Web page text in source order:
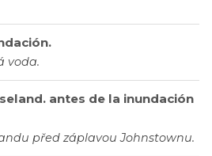
voda.
antes de la inundación
před záplavou Johnstownu.